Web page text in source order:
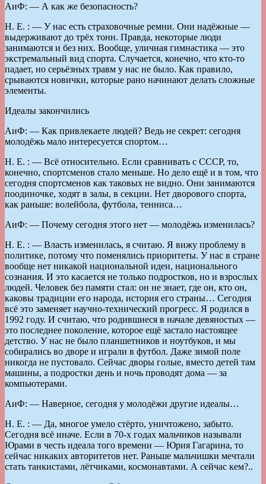
АиФ: — А как же безопасность?
Н. Е. : — У нас есть страховочные ремни. Они надёжные —
выдерживают до трёх тонн. Правда, некоторые люди
занимаются и без них. Вообще, уличная гимнастика — это
экстремальный вид спорта. Случается, конечно, что кто-то
падает, но серьёзных травм у нас не было. Как правило,
срываются новички, которые рано начинают делать сложные
элементы.
Идеалы закончились
АиФ: — Как привлекаете людей? Ведь не секрет: сегодня
молодёжь мало интересуется спортом…
Н. Е. : — Всё относительно. Если сравнивать с СССР, то,
конечно, спортсменов стало меньше. Но дело ещё и в том, что
сегодня спортсменов как таковых не видно. Они занимаются
поодиночке, ходят в залы, в секции. Нет дворового спорта,
как раньше: волейбола, футбола, тенниса…
АиФ: — Почему сегодня этого нет — молодёжь изменилась?
Н. Е. : — Власть изменилась, я считаю. Я вижу проблему в
политике, потому что поменялись приоритеты. У нас в стране
вообще нет никакой национальной идеи, национального
сознания. И это касается не только подростков, но и взрослых
людей. Человек без памяти стал: он не знает, где он, кто он,
каковы традиции его народа, история его страны… Сегодня
всё это заменяет научно-технический прогресс. Я родился в
1992 году. И считаю, что родившиеся в начале девяностых —
это последнее поколение, которое ещё застало настоящее
детство. У нас не было планшетников и ноутбуков, и мы
собирались во дворе и играли в футбол. Даже зимой поле
никогда не пустовало. Сейчас дворы голые, вместо детей там
машины, а подростки день и ночь проводят дома — за
компьютерами.
АиФ: — Наверное, сегодня у молодёжи другие идеалы…
Н. Е. : — Да, многое умело стёрто, уничтожено, забыто.
Сегодня всё иначе. Если в 70-х годах мальчиков называли
Юрами в честь идеала того времени — Юрия Гагарина, то
сейчас никаких авторитетов нет. Раньше мальчишки мечтали
стать танкистами, лётчиками, космонавтами. А сейчас кем?..